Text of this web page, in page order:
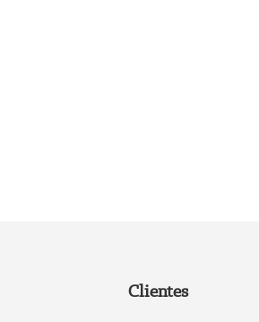
Clientes